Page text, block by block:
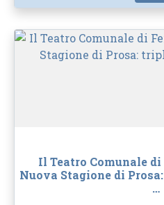
Il Teatro Comunale
Nuova Stagione di
…